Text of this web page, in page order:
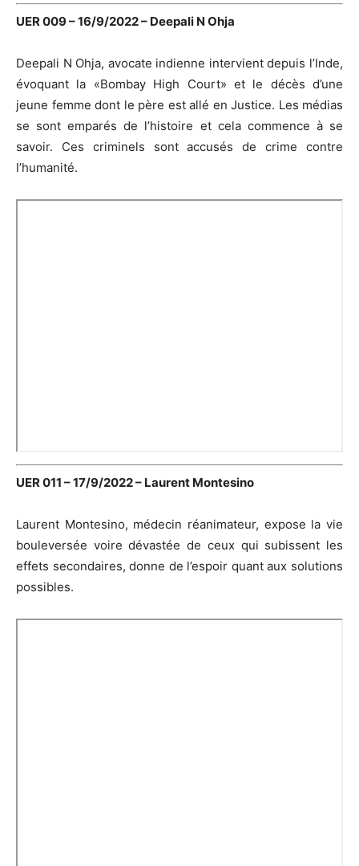
UER 009 – 16/9/2022 – Deepali N Ohja
Deepali N Ohja, avocate indienne intervient depuis l’Inde,
évoquant la «Bombay High Court» et le décès d’une
jeune femme dont le père est allé en Justice. Les médias
se sont emparés de l’histoire et cela commence à se
savoir. Ces criminels sont accusés de crime contre
l’humanité.
UER 011 – 17/9/2022 – Laurent Montesino
Laurent Montesino, médecin réanimateur, expose la vie
bouleversée voire dévastée de ceux qui subissent les
effets secondaires, donne de l’espoir quant aux solutions
possibles.